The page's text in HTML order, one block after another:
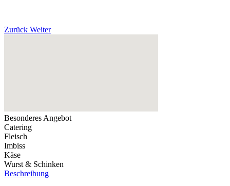
Zurück Weiter
Besonderes Angebot
Catering
Fleisch
Imbiss
Käse
Wurst & Schinken
Beschreibung